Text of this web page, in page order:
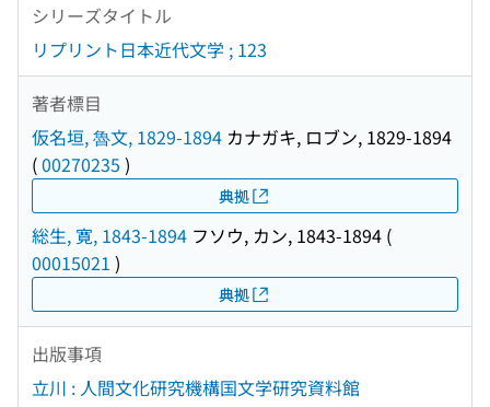
シリーズタイトル
リプリント日本近代文学 ; 123
著者標目
仮名垣, 魯文, 1829-1894 カナガキ, ロブン, 1829-1894
(00270235 )
典拠
総生, 寛, 1843-1894 フソウ, カン, 1843-1894 (
00015021 )
典拠
出版事項
立川 : 人間文化研究機構国文学研究資料館